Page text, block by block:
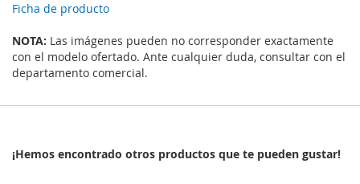
Ficha de producto
NOTA: Las imágenes pueden no corresponder exactamente
con el modelo ofertado. Ante cualquier duda, consultar con el
departamento comercial.
¡Hemos encontrado otros productos que te pueden gustar!